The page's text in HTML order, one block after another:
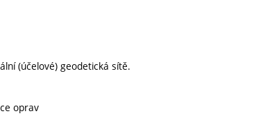
(účelové) geodetická sítě.
oprav